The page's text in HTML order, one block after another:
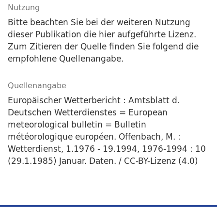
Nutzung
Bitte beachten Sie bei der weiteren Nutzung
dieser Publikation die hier aufgeführte Lizenz.
Zum Zitieren der Quelle finden Sie folgend die
empfohlene Quellenangabe.
Quellenangabe
Europäischer Wetterbericht : Amtsblatt d.
Deutschen Wetterdienstes = European
meteorological bulletin = Bulletin
météorologique européen. Offenbach, M. :
Wetterdienst, 1.1976 - 19.1994, 1976-1994 : 10
(29.1.1985) Januar. Daten. / CC-BY-Lizenz (4.0)